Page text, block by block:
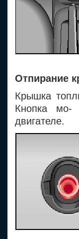
Отпирание
Крышка
Кнопка мо-
двигателе.